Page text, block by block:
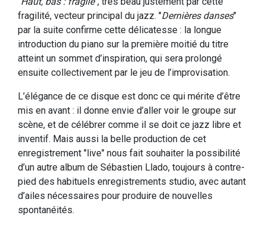
fragilité, vecteur principal du jazz. "Dernières danses"
par la suite confirme cette délicatesse : la longue
introduction du piano sur la première moitié du titre
atteint un sommet d’inspiration, qui sera prolongé
ensuite collectivement par le jeu de l’improvisation.
L’élégance de ce disque est donc ce qui mérite d’être
mis en avant : il donne envie d’aller voir le groupe sur
scène, et de célébrer comme il se doit ce jazz libre et
inventif. Mais aussi la belle production de cet
enregistrement "live" nous fait souhaiter la possibilité
d’un autre album de Sébastien Llado, toujours à contre-
pied des habituels enregistrements studio, avec autant
d’ailes nécessaires pour produire de nouvelles
spontanéités.